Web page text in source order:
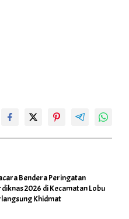
Bendera Peringatan
2026 di Kecamatan Lobu
Khidmat